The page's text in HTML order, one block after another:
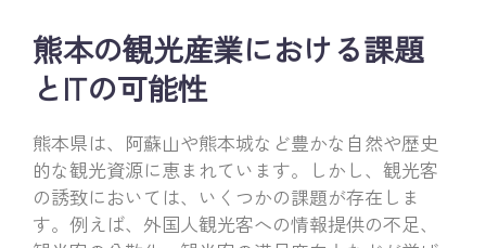
熊本の観光産業における課題
とITの可能性
熊本県は、阿蘇山や熊本城など豊かな自然や歴史
的な観光資源に恵まれています。しかし、観光客
の誘致においては、いくつかの課題が存在しま
す。例えば、外国人観光客への情報提供の不足、